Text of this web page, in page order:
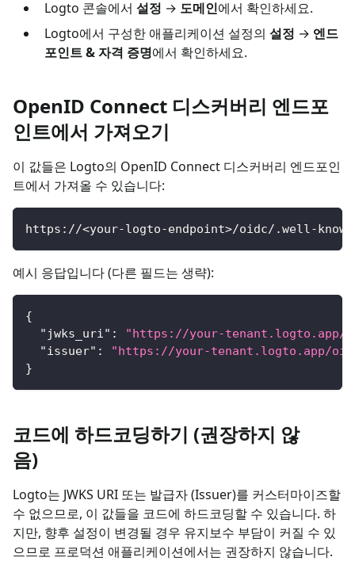
Logto 콘솔에서 설정 → 도메인에서 확인하세요.
Logto에서 구성한 애플리케이션 설정의 설정 → 엔드
포인트 & 자격 증명에서 확인하세요.
OpenID Connect 디스커버리 엔드포
인트에서 가져오기
이 값들은 Logto의 OpenID Connect 디스커버리 엔드포인
트에서 가져올 수 있습니다:
https://<your-logto-endpoint>/oidc/.well-
예시 응답입니다 (다른 필드는 생략):
{
"jwks_uri" :
"https://your-tenant.logto.app/
"issuer" :
"https://your-tenant.logto.app/
}
코드에 하드코딩하기 (권장하지 않
음)
Logto는 JWKS URI 또는 발급자 (Issuer)를 커스터마이즈할
수 없으므로, 이 값들을 코드에 하드코딩할 수 있습니다. 하
지만, 향후 설정이 변경될 경우 유지보수 부담이 커질 수 있
으므로 프로덕션 애플리케이션에서는 권장하지 않습니다.